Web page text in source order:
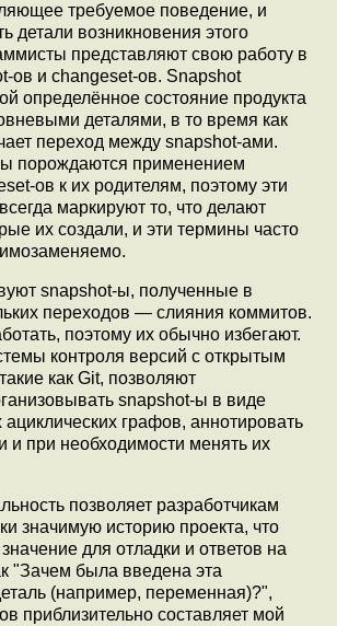
требуемое поведение, и
детали возникновения этого
представляют свою работу в
ов и changeset-ов. Snapshot
определённое состояние продукта
деталями, в то время как
переход между snapshot-ами.
порождаются применением
ов к их родителям, поэтому эти
маркируют то, что делают
их создали, и эти термины часто
snapshot-ы, полученные в
переходов — слияния коммитов.
поэтому их обычно избегают.
контроля версий с открытым
как Git, позволяют
snapshot-ы в виде
графов, аннотировать
и при необходимости менять их
позволяет разработчикам
значимую историю проекта, что
для отладки и ответов на
"Зачем была введена эта
(например, переменная)?",
приблизительно составляет мой